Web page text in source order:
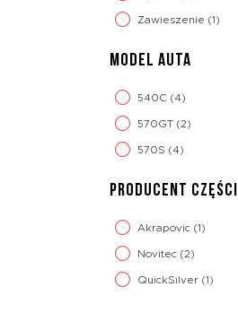
Zawieszenie (1)
MODEL AUTA
540C (4)
570GT (2)
570S (4)
PRODUCENT CZĘŚCI
Akrapovic (1)
Novitec (2)
QuickSilver (1)